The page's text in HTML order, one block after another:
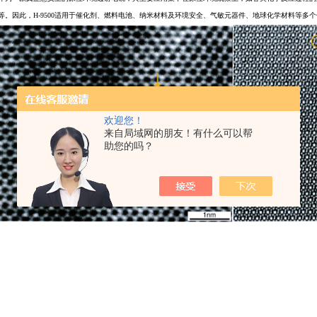
欢迎您！
来自局域网的朋友！有什么可以帮
助您的吗？
。因此，H-9500适用于催化剂、燃料电池、纳米材料及环境安全、气敏元器件、地球化学材料等多